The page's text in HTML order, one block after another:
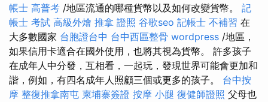
帳士 高普考 /地區流通的哪種貨幣以及如何改變貨幣。 記
帳士 考試 高級外燴 推拿 證照 谷歌seo 記帳士 不補習 在
大多數國家 台胞證台中 台中西區整骨 wordpress /地區，
如果信用卡適合在國外使用，也將其視為貨幣。 許多孩子
在成年人中分發，互相看，一起玩，發現世界可能會更加和
諧，例如，有四名成年人照顧三個或更多的孩子。 台中按
摩 整復推拿南屯 柬埔寨簽證 按摩 小腿 復健師證照 父母也